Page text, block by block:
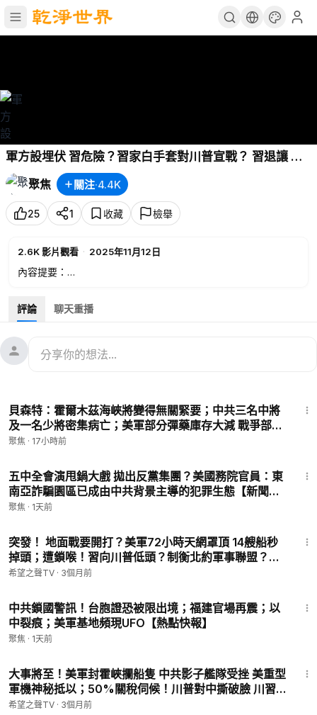
軍方設埋伏 習危險？習家白手套對川普宣戰？ 習退讓 中
國經濟突發重磅信號 三輪打包清洗高官 【今日綜述】
聚焦
關注·4.4K
25 1 收藏 檢舉
2.6K影片觀看 · 2025年11月12日
內容提要：
05:21
習退讓 中國經濟突發重磅信號 三輪打包清洗高官
09:50
北京
16:25
💟捐助我們 ►https://donorbox.org/soh-tv
🌻🎈尊敬的觀眾朋友，請留下您的電子郵件，以便有需要之時我
們於聯繫您：
🚗捐車網址 ►https://donatecarsoh.org☎️捐車熱線：855-
578-0088
🍀自動翻牆APP ►https://x.co/ohope
訂閱電子報👉https://landofhope.tv/%E9%AB%98%E6%B
D%94-email
希望之聲旗下的「財經TV」為您帶來全球最新最快、最真實的市
場資訊以及經濟熱點議題，幫助您快速了解市場變化及投資動
向。
干净 ►https://www.ganjingworld.com/s/XYXbq4nWmb
推特 ►https://twitter.com/CAIJING_TV
評論 聊天重播
貝森特：霍爾木茲海峽將變得無關緊要；中共三名中將
及一名少將密集病亡；美軍部分彈藥庫存大減 戰爭部促
軍火商加速生產【熱點快報】
聚焦 · 17小時前
五中全會演甩鍋大戲 拋出反黨集團？美國務院官員：東
南亞詐騙園區已成由中共背景主導的犯罪生態【新聞深
讀】
聚焦 · 1天前
突發！ 地面戰要開打？美軍72小時天網罩頂 14艘船秒
掉頭；遭鎖喉！習向川普低頭？制衡北約軍事聯盟？川
普突切斷武器交付【每日頭條】
希望之聲TV · 3個月前
中共鎖國警訊！台胞證恐被限出境；福建官場再震；以
中裂痕；美軍基地頻現UFO【熱點快報】
聚焦 · 1天前
大事將至！美軍封霍峽攔船隻 中共影子艦隊受挫 美重型
軍機神秘抵以；50%關稅伺候！川普對中撕破臉 川習
會要泡湯？【每日頭條】
希望之聲TV · 3個月前